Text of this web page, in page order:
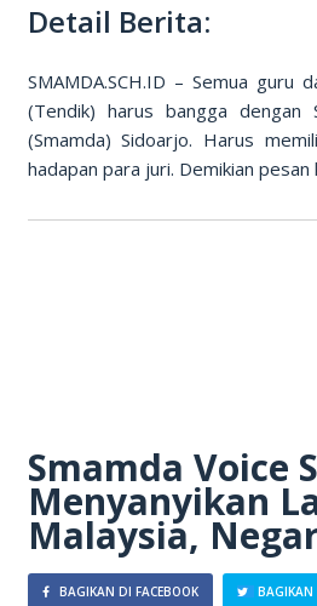
Detail Berita:
SMAMDA.SCH.ID – Semua guru
(Tendik) harus bangga dengan
(Smamda) Sidoarjo. Harus
hadapan para juri. Demikian pesan
Smamda Voice
Menyanyikan
Malaysia,
BAGIKAN DI FACEBOOK BAGIKAN